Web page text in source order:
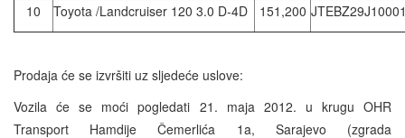
10
Toyota /Landcruiser 120 3.0 D-4D 151,200
Prodaja će se izvršiti uz sljedeće uslove:
Vozila će se moći pogledati 21. maja 2012. u krugu OHR
Transport Hamdije Čemerlića 1a, Sarajevo (zgrada